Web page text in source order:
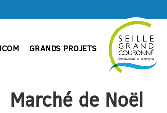
GRANDS PROJETS
Marché de Noël